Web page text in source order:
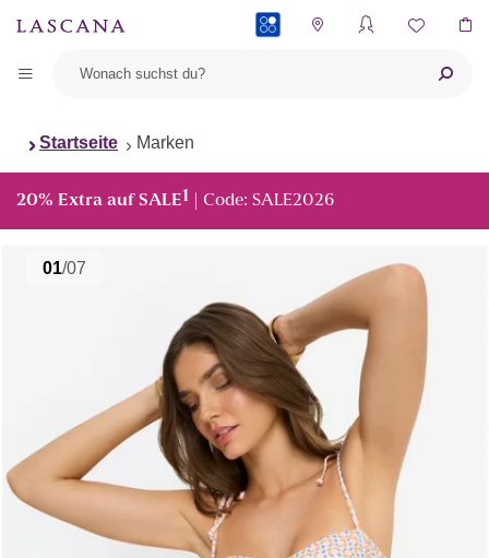
Startseite Marken
20% Extra auf SALE1 | Code: SALE2026
01/07